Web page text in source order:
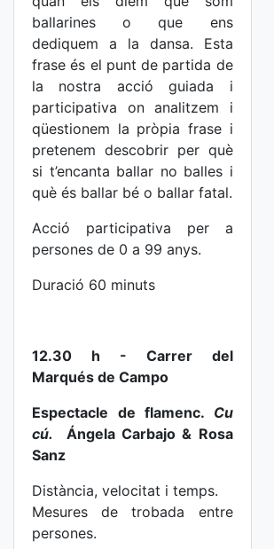
ballarines o que ens
dediquem a la dansa. Esta
frase és el punt de partida de
la nostra acció guiada i
participativa on analitzem i
qüestionem la pròpia frase i
pretenem descobrir per què
si t’encanta ballar no balles i
què és ballar bé o ballar fatal.
Acció participativa per a
persones de 0 a 99 anys.
Duració 60 minuts
12.30 h - Carrer del
Marqués de Campo
Espectacle de flamenc. Cu
cú. Ángela Carbajo & Rosa
Sanz
Distància, velocitat i temps.
Mesures de trobada entre
persones.